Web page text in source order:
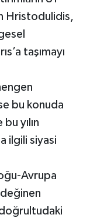
Hristodulidis,
taşımayı
bu konuda
yılın
ilgili siyasi
Avrupa
doğrultudaki